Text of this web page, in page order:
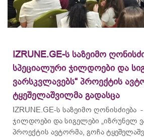
IZRUNE.GE-ს საზეიმო
სპეციალური ჯილდოები და
ვარსკვლავებს“ პროექტის
ტყეშელაშვილმა გადასცა
IZRUNE.GE-ს საზეიმო ღონისძიება
ჯილდოები და სიგელები „იზრუნელ
პროექტის ავტორმა, გოჩა